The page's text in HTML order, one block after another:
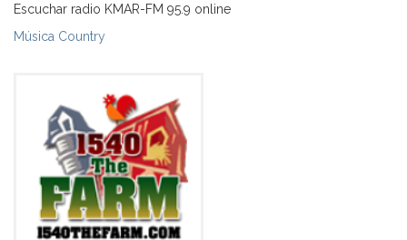
Escuchar radio KMAR-FM 95.9 online
Música Country